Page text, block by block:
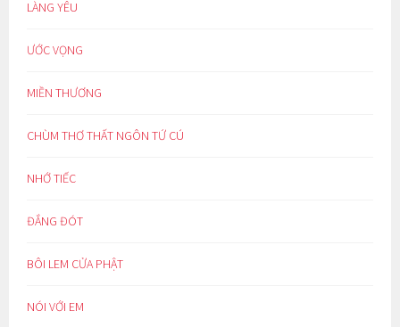
LÀNG YÊU
ƯỚC VỌNG
MIỀN THƯƠNG
CHÙM THƠ THẤT NGÔN TỨ CÚ
NHỚ TIẾC
ĐẮNG ĐÓT
BÔI LEM CỬA PHẬT
NÓI VỚI EM